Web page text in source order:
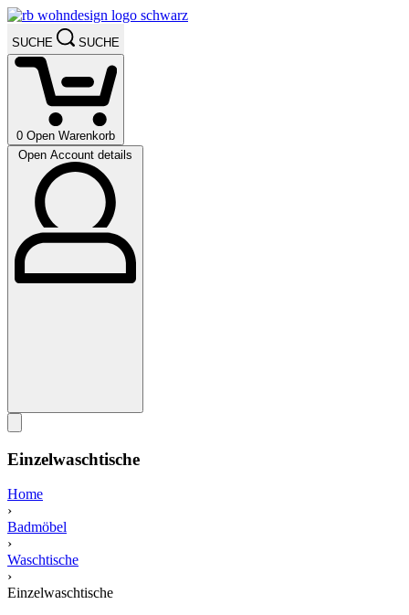
SUCHE SUCHE
0 Open Warenkorb
Open Account details
Einzelwaschtische
Home
›
Badmöbel
›
Waschtische
›
Einzelwaschtische